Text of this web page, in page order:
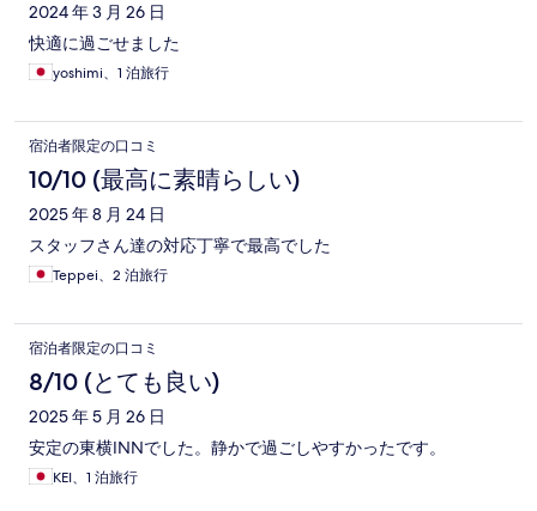
2024 年 3 月 26 日
快適に過ごせました
yoshimi、1 泊旅行
宿泊者限定の口コミ
10/10 (最高に素晴らしい)
2025 年 8 月 24 日
スタッフさん達の対応丁寧で最高でした
Teppei、2 泊旅行
宿泊者限定の口コミ
8/10 (とても良い)
2025 年 5 月 26 日
安定の東横INNでした。静かで過ごしやすかったです。
KEI、1 泊旅行